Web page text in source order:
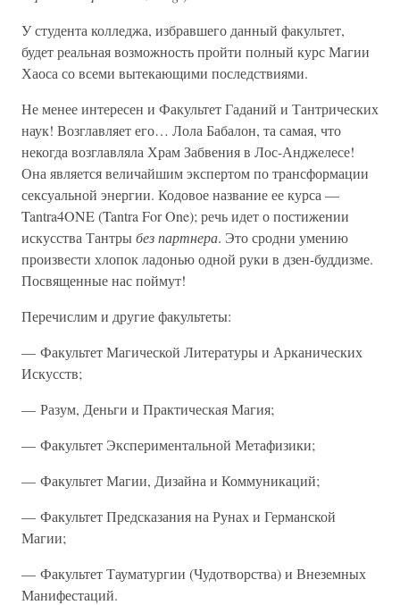
У студента колледжа, избравшего данный факультет,
будет реальная возможность пройти полный курс Магии
Хаоса со всеми вытекающими последствиями.
Не менее интересен и Факультет Гаданий и Тантрических
наук! Возглавляет его… Лола Бабалон, та самая, что
некогда возглавляла Храм Забвения в Лос-Анджелесе!
Она является величайшим экспертом по трансформации
сексуальной энергии. Кодовое название ее курса —
Tantra4ONE (Tantra For One); речь идет о постижении
искусства Тантрыбез партнера. Это сродни умению
произвести хлопок ладонью одной руки в дзен-буддизме.
Посвященные нас поймут!
Перечислим и другие факультеты:
— Факультет Магической Литературы и Арканических
Искусств;
— Разум, Деньги и Практическая Магия;
— Факультет Экспериментальной Метафизики;
— Факультет Магии, Дизайна и Коммуникаций;
— Факультет Предсказания на Рунах и Германской
Магии;
— Факультет Тауматургии (Чудотворства) и Внеземных
Манифестаций.